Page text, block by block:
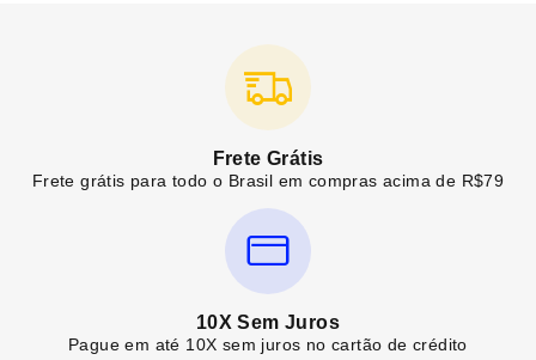
Frete Grátis
Frete grátis para todo o Brasil em compras acima de R$79
10X Sem Juros
Pague em até 10X sem juros no cartão de crédito